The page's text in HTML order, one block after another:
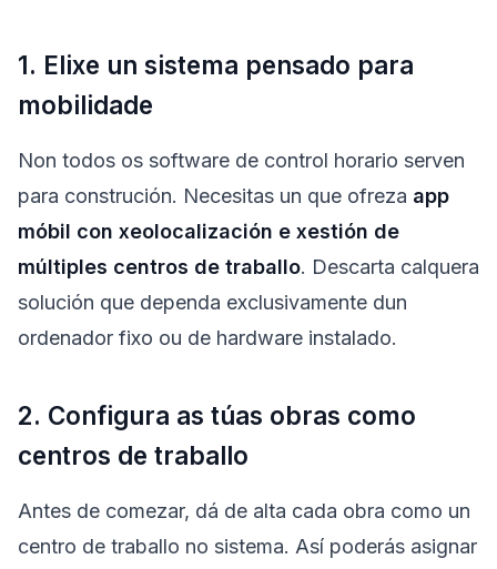
1. Elixe un sistema pensado para
mobilidade
Non todos os software de control horario serven
para construción. Necesitas un que ofreza app
móbil con xeolocalización e xestión de
múltiples centros de traballo. Descarta calquera
solución que dependa exclusivamente dun
ordenador fixo ou de hardware instalado.
2. Configura as túas obras como
centros de traballo
Antes de comezar, dá de alta cada obra como un
centro de traballo no sistema. Así poderás asignar